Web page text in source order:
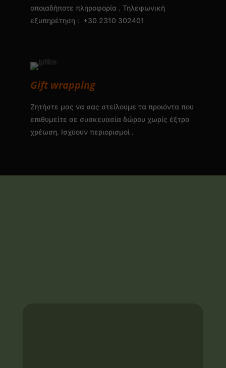
οποιαδήποτε πληροφορία . Τηλεφωνική
εξυπηρέτηση : +30 2310 302401
Gift wrapping
Ζητήστε μας να σας στείλουμε τα προιόντα που
επιθυμείτε σε συσκευασία δώρου χωρίς έξτρα
χρέωση. Ισχύουν περιορισμοί .